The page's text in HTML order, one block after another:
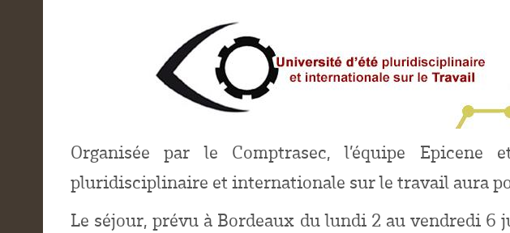
Organisée par le Comptrasec, l’équipe
pluridisciplinaire et internationale sur le travail aura
Le séjour, prévu à Bordeaux du lundi 2 au vendredi